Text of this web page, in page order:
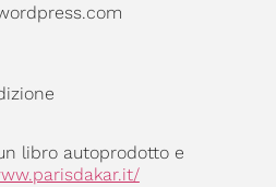
libro autoprodotto e